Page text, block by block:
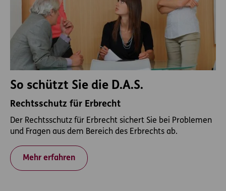
So schützt Sie die D.A.S.
Rechtsschutz für Erbrecht
Der Rechtsschutz für Erbrecht sichert Sie bei Problemen
und Fragen aus dem Bereich des Erbrechts ab.
Mehr erfahren